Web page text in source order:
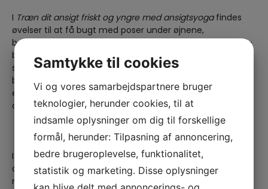
I Træn dit ansigt friskt og yngre med ansigtsyogafindes
øvelser til at få bugt med poser under øjnene,
bekymringsrynkerne og dobbelthagen. Der er trin for trin-
billeder og beskrivelser, så det er nemt at gå til. I bogens
sidste del findes træningsprogrammer, der er tilpasset
bestemte problematikker, en travl hverdag og Dortes
eget daglige program, der træner og løfter hele ansigtet
og giver en smuk og levende hud.
I dag er Dorte Andersen 73 år, holder workshops i
ansigtsyoga og deler ud af sin viden og sine øvelser til de
mere end 250.000, der følger med på hendes Instagram.
Samtykke til cookies
Vi og vores samarbejdspartnere bruger
teknologier, herunder cookies, til at
indsamle oplysninger om dig til forskellige
formål, herunder: Tilpasning af annoncering,
bedre brugeroplevelse, funktionalitet,
statistik og marketing. Disse oplysninger